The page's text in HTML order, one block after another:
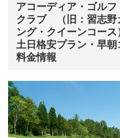
アコーディア・ゴル
クラブ （旧：習志野
ング・クイーンコース
土日格安プラン・早
料金情報